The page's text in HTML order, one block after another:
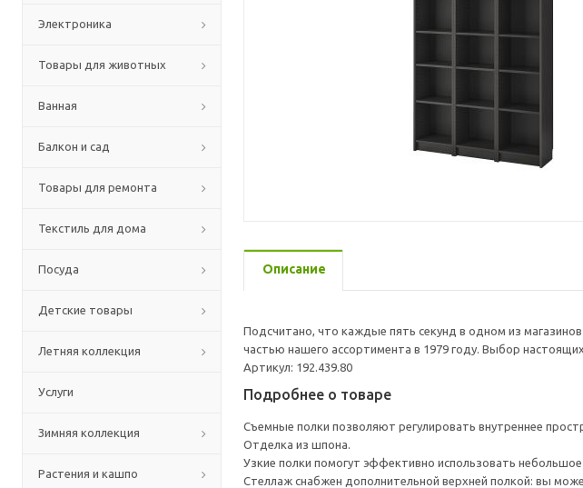
Электроника
Товары для животных
Ванная
Балкон и сад
Товары для ремонта
Текстиль для дома
Посуда
Детские товары
Летняя коллекция
Услуги
Зимняя коллекция
Растения и кашпо
Описание
Подсчитано, что каждые пять секунд в одном из
частью нашего ассортимента в 1979 году. Выбор
Артикул: 192.439.80
Подробнее о товаре
Съемные полки позволяют регулировать внутреннее
Отделка из шпона.
Узкие полки помогут эффективно использовать
Стеллаж снабжен дополнительной верхней полкой: вы